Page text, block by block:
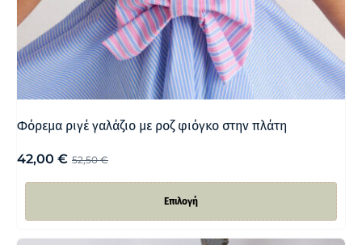
Φόρεμα ριγέ γαλάζιο με ροζ φιόγκο στην πλάτη
52,50€
42,00 €
Επιλογή